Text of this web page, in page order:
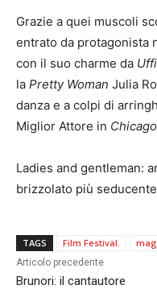
Grazie a quei muscoli
entrato da protagonista
con il suo charme da
la Pretty Woman Julia
danza e a colpi di
Miglior Attore in Chicago
Ladies and gentleman:
brizzolato più
TAGS Film Festival.
Articolo precedente
Brunori: il cantautore